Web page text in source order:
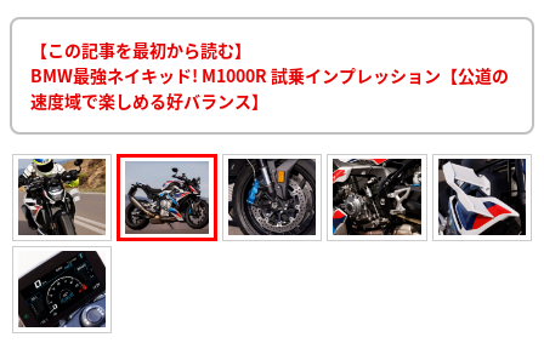
【この記事を最初から読む】
BMW最強ネイキッド! M1000R 試乗インプレッション【公道の
速度域で楽しめる好バランス】